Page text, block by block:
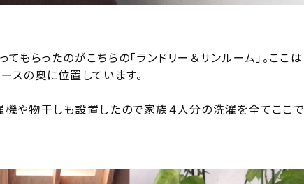
もらったのがこちらの「ランドリー＆サンルーム」。ここは
スの奥に位置しています。
や物干しも設置したので家族４人分の洗濯を全てここで